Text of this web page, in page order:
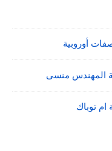
أوروبية
المهندس منسى
ام توباك